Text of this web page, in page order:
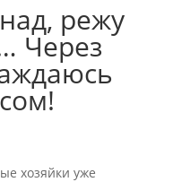
режу
Через
хозяйки уже